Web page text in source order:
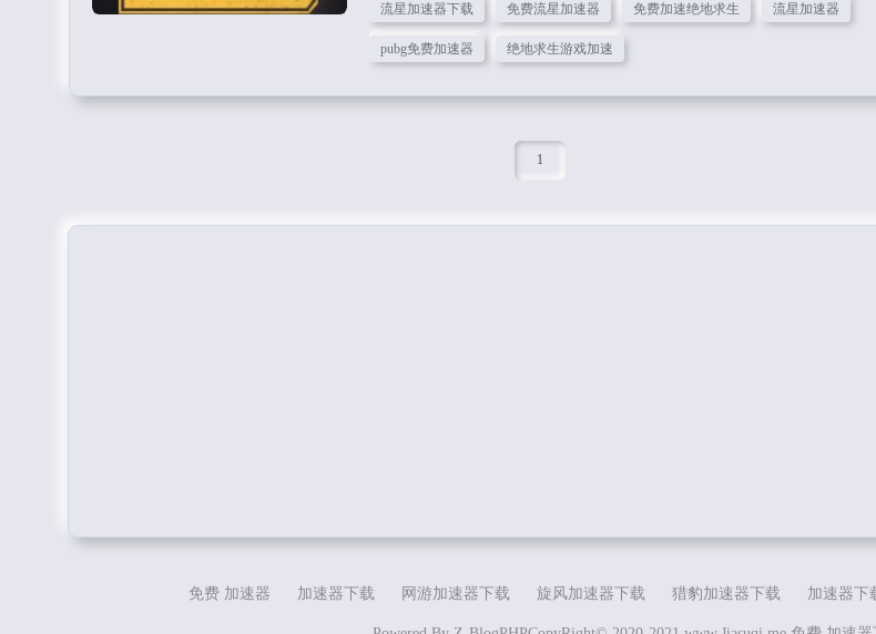
顶级驱动加速低延迟0丢包，有效减少卡顿,确保游戏体验。智能匹配线路
智能匹配最优线路。24小时运维监控专家级加速网络技术研发团队，全年
运维监控。解锁畅快加速 吃鸡非...
流星加速器下载
免费流星加速器 免费加速绝地求生 流星加速器
pubg免费加速器 绝地求生游戏加速
1
免费 加速器 加速器下载 网游加速器下载 旋风加速器下载 猎豹加速器下载 加速器下